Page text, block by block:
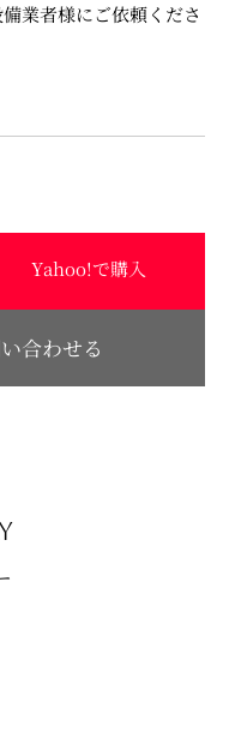
業者様にご依頼くださ
Yahoo!で購入
合わせる